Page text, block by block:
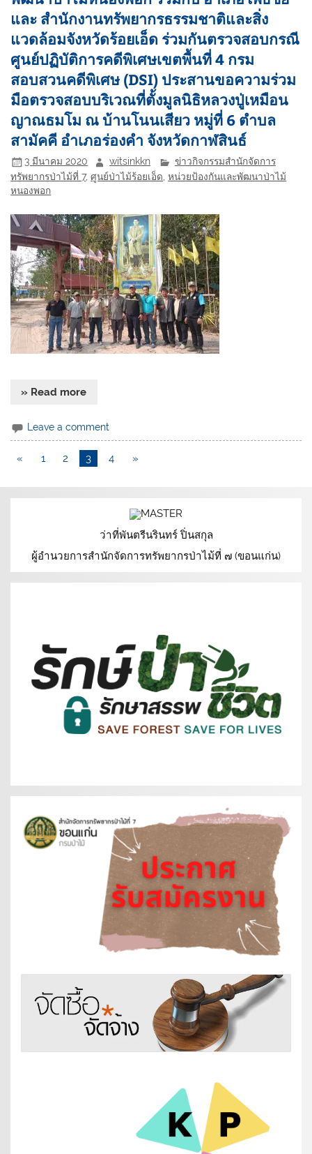
และ สำนักงานทรัพยากรธรรมชาติและสิ่ง
แวดล้อมจังหวัดร้อยเอ็ด ร่วมกันตรวจสอบกรณี
ศูนย์ปฏิบัติการคดีพิเศษเขตพื้นที่ 4 กรม
สอบสวนคดีพิเศษ (DSI) ประสานขอความร่วม
มือตรวจสอบบริเวณที่ตั้งมูลนิธิหลวงปู่เหมือน
ญาณธมโม ณ บ้านโนนเสียว หมู่ที่ 6 ตำบล
สามัคคี อำเภอร่องคำ จังหวัดกาฬสินธ์
3 มีนาคม 2020 witsinkkn
ข่าวกิจกรรมสำนักจัดการ
ทรัพยากรป่าไม้ที่ 7,ศูนย์ป่าไม้ร้อยเอ็ด ,หน่วยป้องกันและพัฒนาป่าไม้
หนองพอก
» Read more
Leave a comment
« 1 2 3 4 »
ว่าที่พันตรีนรินทร์ ปิ่นสกุล
ผู้อำนวยการสำนักจัดการทรัพยากรป่าไม้ที่ ๗ (ขอนแก่น)